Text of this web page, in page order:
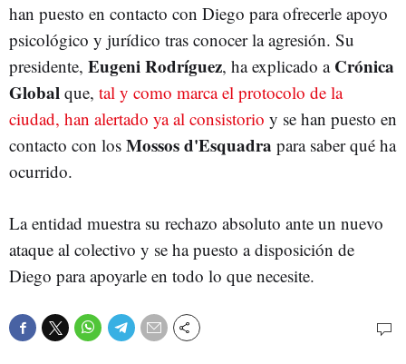
han puesto en contacto con Diego para ofrecerle apoyo
psicológico y jurídico tras conocer la agresión. Su
presidente, Eugeni Rodríguez, ha explicado a Crónica
Global que, tal y como marca el protocolo de la
ciudad, han alertado ya al consistorio y se han puesto en
contacto con los Mossos d'Esquadra para saber qué ha
ocurrido.
La entidad muestra su rechazo absoluto ante un nuevo
ataque al colectivo y se ha puesto a disposición de
Diego para apoyarle en todo lo que necesite.